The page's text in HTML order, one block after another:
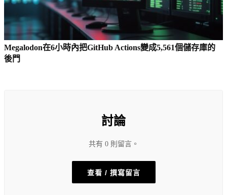
Megalodon在6小時內把GitHub Actions變成5,561個儲存庫的
後門
討論
共有 0 則留言。
查看 / 撰寫留言